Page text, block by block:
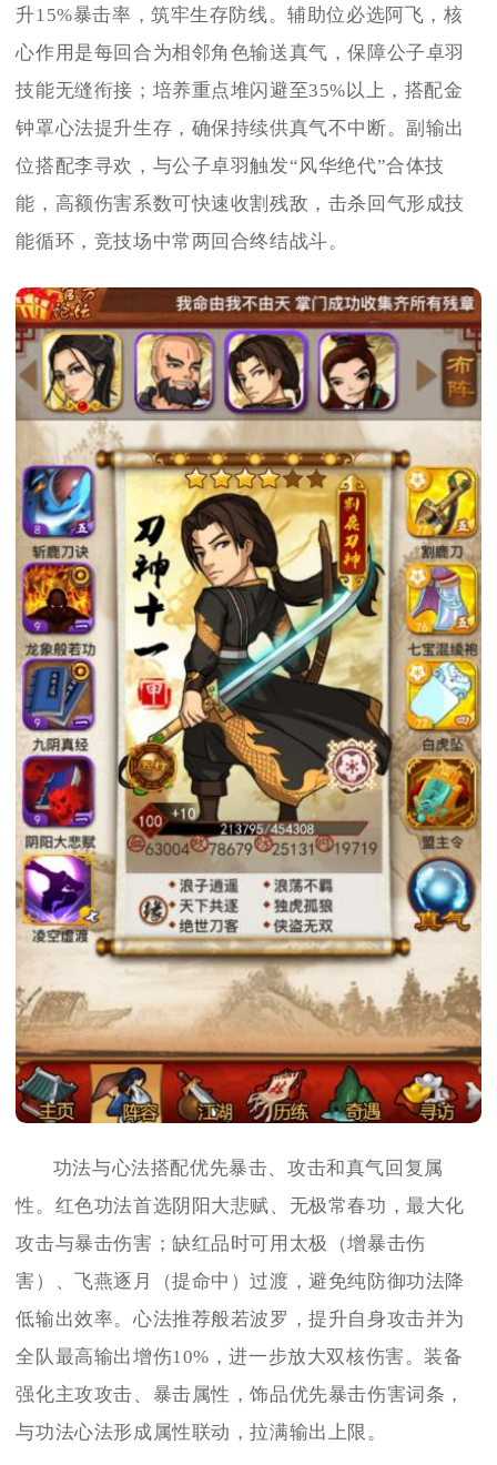
升15%暴击率，筑牢生存防线。辅助位必选阿飞，核
心作用是每回合为相邻角色输送真气，保障公子卓羽
技能无缝衔接；培养重点堆闪避至35%以上，搭配金
钟罩心法提升生存，确保持续供真气不中断。副输出
位搭配李寻欢，与公子卓羽触发“风华绝代”合体技
能，高额伤害系数可快速收割残敌，击杀回气形成技
能循环，竞技场中常两回合终结战斗。
功法与心法搭配优先暴击、攻击和真气回复属
性。红色功法首选阴阳大悲赋、无极常春功，最大化
攻击与暴击伤害；缺红品时可用太极（增暴击伤
害）、飞燕逐月（提命中）过渡，避免纯防御功法降
低输出效率。心法推荐般若波罗，提升自身攻击并为
全队最高输出增伤10%，进一步放大双核伤害。装备
强化主攻攻击、暴击属性，饰品优先暴击伤害词条，
与功法心法形成属性联动，拉满输出上限。